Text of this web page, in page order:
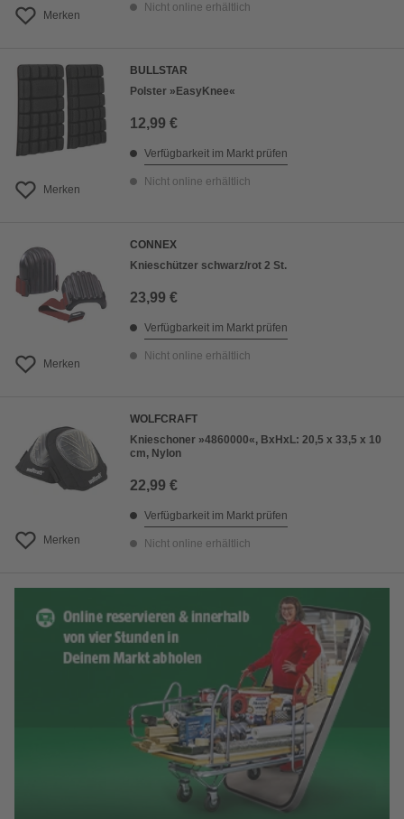
Merken
Nicht online erhältlich
Merken
BULLSTAR
Polster »EasyKnee«
12,99 €
Verfügbarkeit im Markt prüfen
Nicht online erhältlich
Merken
CONNEX
Knieschützer schwarz/rot 2 St.
23,99 €
Verfügbarkeit im Markt prüfen
Nicht online erhältlich
Merken
WOLFCRAFT
Knieschoner »4860000«, BxHxL: 20,5 x 33,5 x 10
cm, Nylon
22,99 €
Verfügbarkeit im Markt prüfen
Nicht online erhältlich